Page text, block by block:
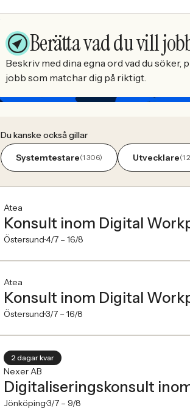
Berätta vad du vill
Beskriv med dina egna ord vad du
jobb som matchar dig på riktigt.
Du kanske också gillar
Systemtestare(1 306) Utvecklare(1
Atea
Konsult inom Digital
Östersund4/7 – 16/8
Atea
Konsult inom Digital
Östersund3/7 – 16/8
2 dagar kvar
Nexer AB
Digitaliseringskonsult
Jönköping3/7 – 9/8